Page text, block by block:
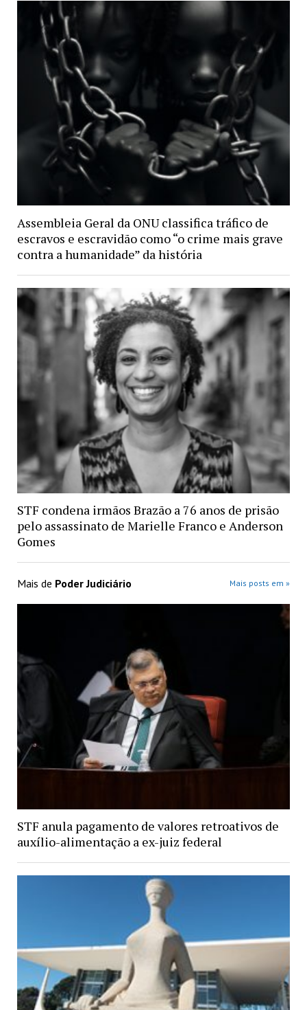
Assembleia Geral da ONU classifica tráfico de
escravos e escravidão como “o crime mais grave
contra a humanidade” da história
STF condena irmãos Brazão a 76 anos de prisão
pelo assassinato de Marielle Franco e Anderson
Gomes
Mais de Poder Judiciário Mais posts em »
STF anula pagamento de valores retroativos de
auxílio-alimentação a ex-juiz federal